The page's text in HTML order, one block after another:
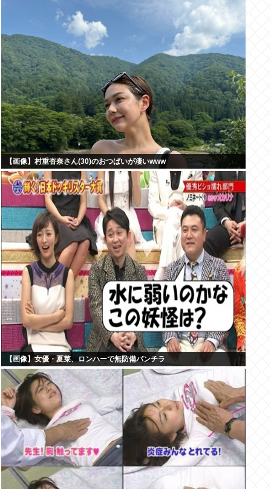
【画像】村重杏奈さん(30)のおつぱいが凄いwww
【画像】女優・夏菜、ロンハーで無防備パンチラ